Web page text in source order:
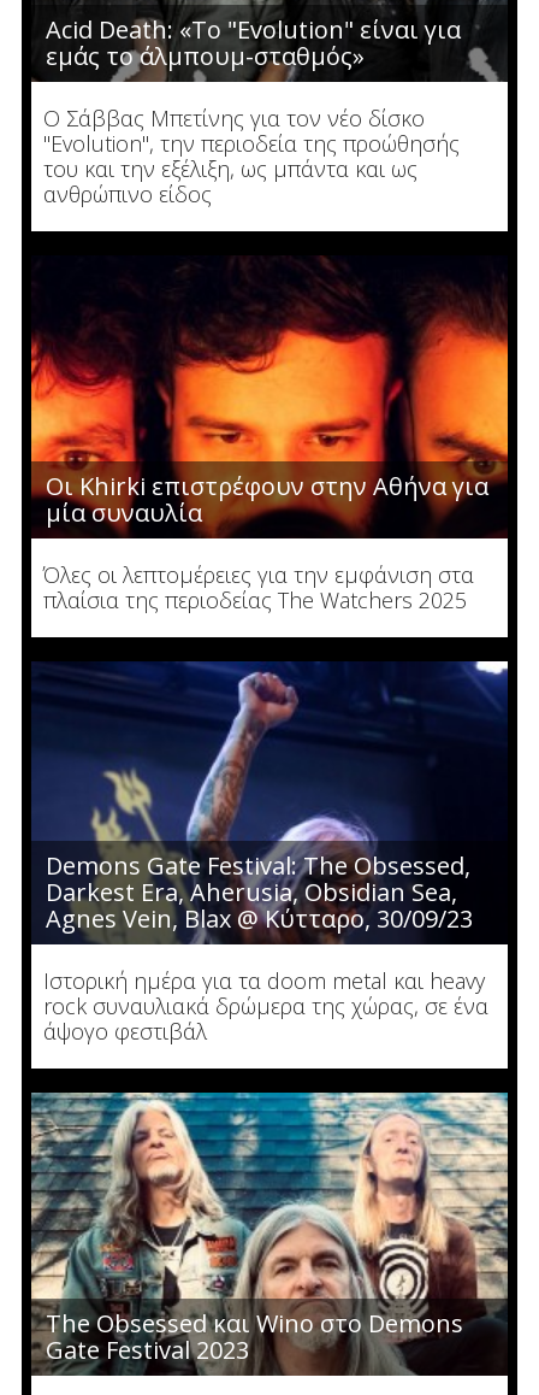
Acid Death: «Tο "Evolution" είναι για
εμάς το άλμπουμ-σταθμός»
Ο Σάββας Μπετίνης για τον νέο δίσκο
"Evolution", την περιοδεία της προώθησής
του και την εξέλιξη, ως μπάντα και ως
ανθρώπινο είδος
Οι Khirki επιστρέφουν στην Αθήνα για
μία συναυλία
Όλες οι λεπτομέρειες για την εμφάνιση στα
πλαίσια της περιοδείας The Watchers 2025
Demons Gate Festival: The Obsessed,
Darkest Era, Aherusia, Obsidian Sea,
Agnes Vein, Blax @ Κύτταρο, 30/09/23
Ιστορική ημέρα για τα doom metal και heavy
rock συναυλιακά δρώμερα της χώρας, σε ένα
άψογο φεστιβάλ
The Obsessed και Wino στο Demons
Gate Festival 2023